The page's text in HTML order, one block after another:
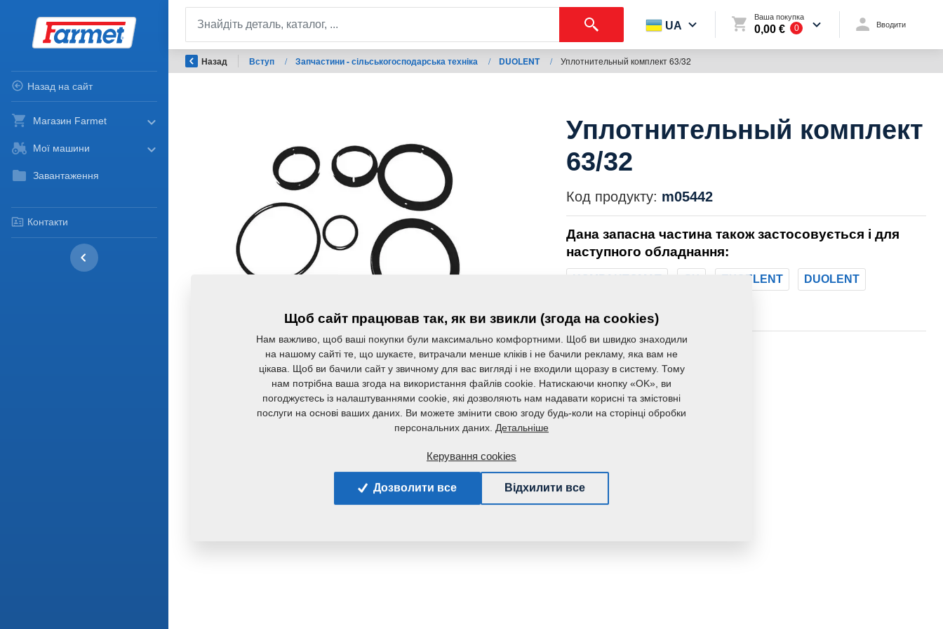
Назад на сайт
Магазин Farmet
Мої машини
Завантаження
Контакти
UA
Ваша покупка
0,00 € 0 Вводити
Назад Вступ / Запчастини - сільськогосподарська техніка / DUOLENT / Уплотнительный комплект 63/32
Уплотнительный комплект
63/32
Код продукту: m05442
Дана запасна частина також застосовується і для
наступного обладнання:
KOMPAKTOMAT GX EXCELENT DUOLENT
Маса:
Щоб сайт працював так, як ви звикли (згода на cookies)
Нам важливо, щоб ваші покупки були максимально комфортними. Щоб ви швидко знаходили
на нашому сайті те, що шукаєте, витрачали менше кліків і не бачили рекламу, яка вам не
цікава. Щоб ви бачили сайт у звичному для вас вигляді і не входили щоразу в систему. Тому
нам потрібна ваша згода на використання файлів cookie. Натискаючи кнопку «OK», ви
погоджуєтесь із налаштуваннями cookie, які дозволяють нам надавати корисні та змістовні
послуги на основі ваших даних. Ви можете змінити свою згоду будь-коли на сторінці обробки
персональних даних. Детальніше
Керування cookies
Дозволити все Відхилити все